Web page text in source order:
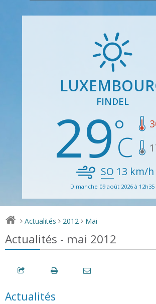
FINDEL
29
SO 13 km/h
Dimanche 09 août 2026 à 12h35
> Actualités > 2012 > Mai
Actualités - mai 2012
Actualités